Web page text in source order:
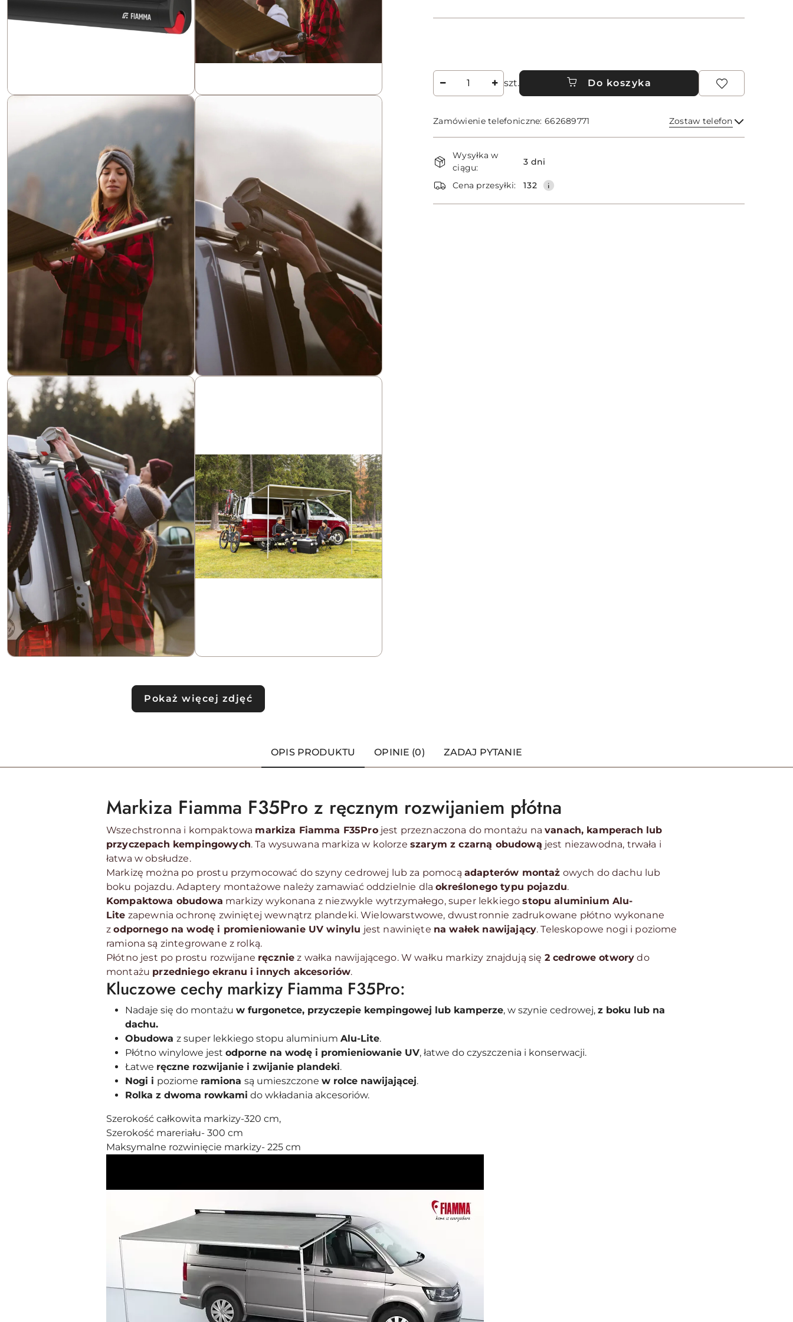
Pokaż więcej zdjęć
Ilość
szt. Do koszyka
Zamówienie telefoniczne: 662689771 Zostaw telefon
Wyślij
Dostępność
i
dostawa
Wysyłka w
ciągu:
3 dni
Cena przesyłki: 132
OPIS PRODUKTU OPINIE (0) ZADAJ PYTANIE
Markiza Fiamma F35Pro z ręcznym rozwijaniem płótna
Wszechstronna i kompaktowa markiza Fiamma F35Pro jest przeznaczona do montażu na vanach, kamperach lub
przyczepach kempingowych. Ta wysuwana markiza w kolorze szarym z czarną obudową jest niezawodna, trwała i
łatwa w obsłudze.
Markizę można po prostu przymocować do szyny cedrowej lub za pomocą adapterów montaż owych do dachu lub
boku pojazdu. Adaptery montażowe należy zamawiać oddzielnie dla określonego typu pojazdu.
Kompaktowa obudowa markizy wykonana z niezwykle wytrzymałego, super lekkiego stopu aluminium Alu-
Lite zapewnia ochronę zwiniętej wewnątrz plandeki. Wielowarstwowe, dwustronnie zadrukowane płótno wykonane
z odpornego na wodę i promieniowanie UV winylu jest nawinięte na wałek nawijający. Teleskopowe nogi i poziome
ramiona są zintegrowane z rolką.
Płótno jest po prostu rozwijane ręcznie z wałka nawijającego. W wałku markizy znajdują się 2 cedrowe otwory do
montażu przedniego ekranu i innych akcesoriów.
Kluczowe cechy markizy Fiamma F35Pro:
Nadaje się do montażu w furgonetce, przyczepie kempingowej lub kamperze, w szynie cedrowej, z boku lub na
dachu.
Obudowa z super lekkiego stopu aluminium Alu-Lite.
Płótno winylowe jest odporne na wodę i promieniowanie UV, łatwe do czyszczenia i konserwacji.
Łatwe ręczne rozwijanie i zwijanie plandeki.
Nogi i poziome ramiona są umieszczone w rolce nawijającej.
Rolka z dwoma rowkami do wkładania akcesoriów.
Szerokość całkowita markizy-320 cm,
Szerokość mareriału- 300 cm
Maksymalne rozwinięcie markizy- 225 cm